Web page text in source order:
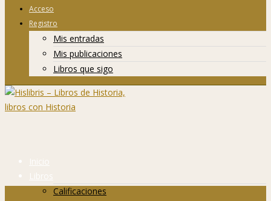
Acceso
Registro
Mis entradas
Mis publicaciones
Libros que sigo
Inicio
Libros
Calificaciones